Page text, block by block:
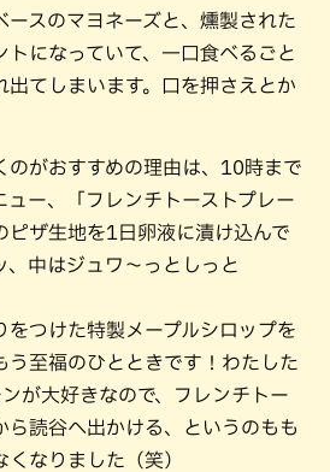
ースのマヨネーズと、燻製された
トになっていて、一口食べるごと
出てしまいます。口を押さえとか
のがおすすめの理由は、10時まで
ュー、「フレンチトーストプレー
ピザ生地を1日卵液に漬け込んで
、中はジュワ〜っとしっと
をつけた特製メープルシロップを
う至福のひとときです！わたした
が大好きなので、フレンチトー
ら読谷へ出かける、というのもも
なりました（笑）